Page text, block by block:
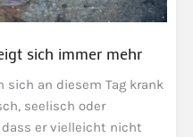
sich immer mehr
sich an diesem Tag krank
seelisch oder
er vielleicht nicht